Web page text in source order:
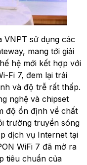
VNPT sử dụng các
mang tới giải
hệ mới kết hợp với
Fi 7, đem lại trải
và độ trễ rất thấp.
nghệ và chipset
độ ổn định về chất
trường truyền sóng
dịch vụ Internet tại
WiFi 7 đã mở ra
tiêu chuẩn của